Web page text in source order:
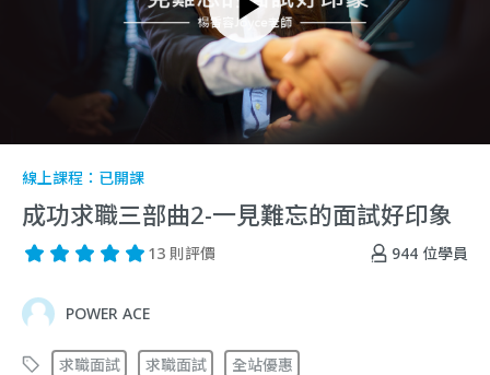
線上課程： 已開課
成功求職三部曲2-一見難忘的面試好印象
944 位學員
13 則評價
POWER ACE
求職面試 求職面試 全站優惠